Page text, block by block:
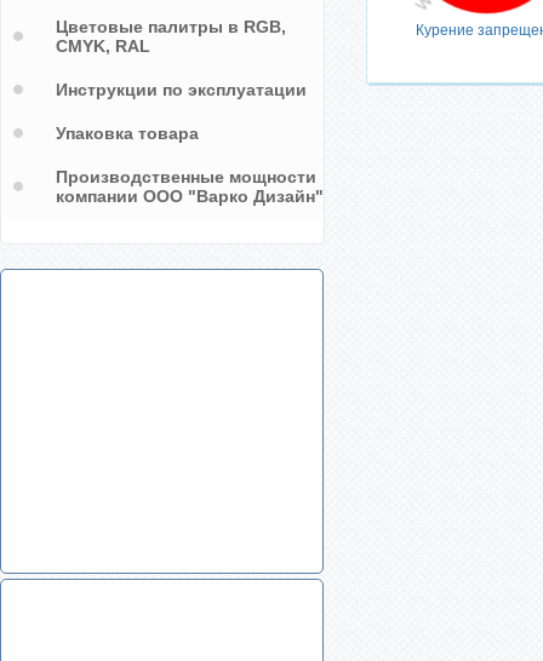
Курение
Цветовые палитры в RGB,
CMYK, RAL
Инструкции по эксплуатации
Упаковка товара
Производственные мощности
компании ООО "Варко Дизайн"